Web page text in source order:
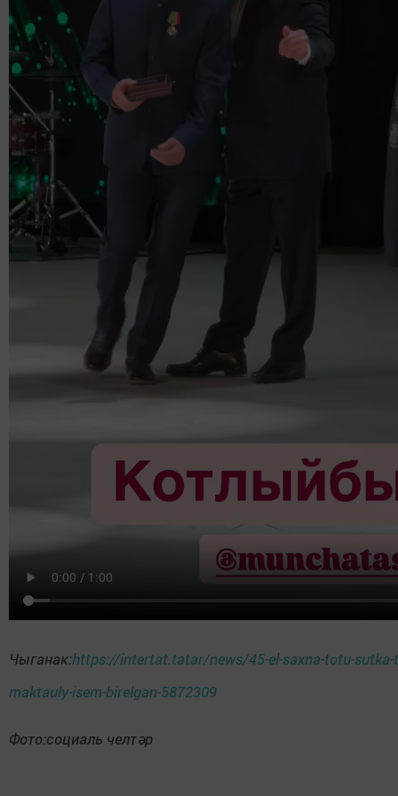
Чыганак:https://intertat.tatar/news/45-el-saxna-totu-
maktauly-isem-birelgan-5872309
Фото:социаль челтәр